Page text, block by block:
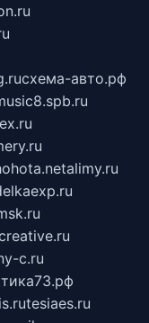
схема-авто.рф
alimy.ru
c.ru
tesiaes.ru